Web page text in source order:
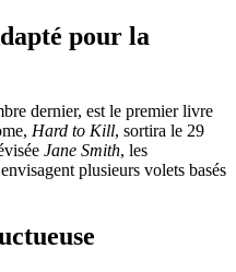
pour la
dernier, est le premier livre
Hard to Kill, sortira le 29
Jane Smith, les
plusieurs volets basés